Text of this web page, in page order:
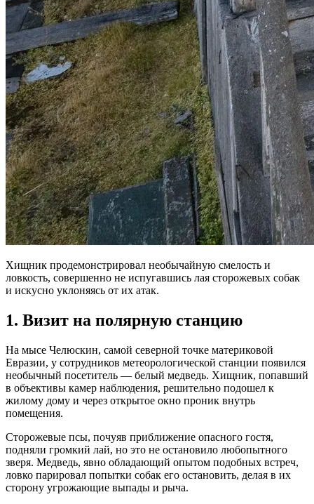
Хищник продемонстрировал необычайную смелость и
ловкость, совершенно не испугавшись лая сторожевых собак
и искусно уклоняясь от их атак.
1. Визит на полярную станцию
На мысе Челюскин, самой северной точке материковой
Евразии, у сотрудников метеорологической станции появился
необычный посетитель — белый медведь. Хищник, попавший
в объективы камер наблюдения, решительно подошел к
жилому дому и через открытое окно проник внутрь
помещения.
Сторожевые псы, почуяв приближение опасного гостя,
подняли громкий лай, но это не остановило любопытного
зверя. Медведь, явно обладающий опытом подобных встреч,
ловко парировал попытки собак его остановить, делая в их
сторону угрожающие выпады и рыча.